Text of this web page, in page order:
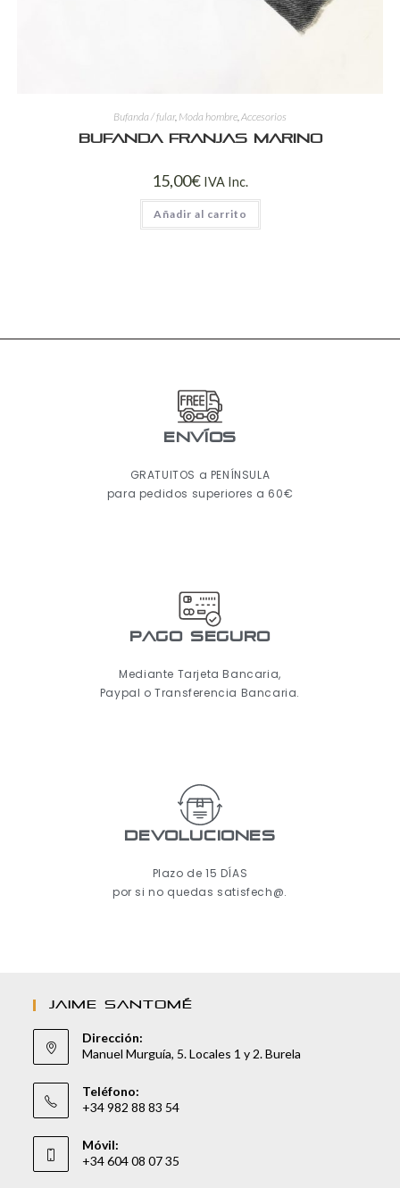
Bufanda / fular, Moda hombre Accesorios
Bufanda franjas marino
15,00€ IVA Inc.
Añadir al carrito
ENVÍOS
GRATUITOS a PENÍNSULA
para pedidos superiores a 60€
pago seguro
Mediante Tarjeta Bancaria,
Paypal o Transferencia Bancaria.
Devoluciones
Plazo de 15 DÍAS
por si no quedas satisfech@.
JAIME SANTOMÉ
Dirección:
Manuel Murguía, 5. Locales 1 y 2. Burela
Teléfono:
+34 982 88 83 54
Móvil:
+34 604 08 07 35